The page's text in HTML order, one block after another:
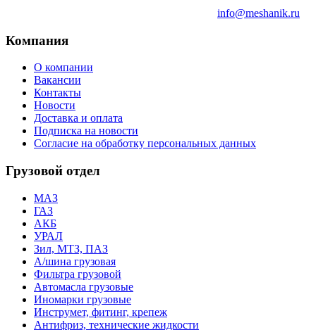
info@meshanik.ru
Компания
О компании
Вакансии
Контакты
Новости
Доставка и оплата
Подписка на новости
Согласие на обработку персональных данных
Грузовой отдел
МАЗ
ГАЗ
АКБ
УРАЛ
Зил, МТЗ, ПАЗ
А/шина грузовая
Фильтра грузовой
Автомасла грузовые
Иномарки грузовые
Инструмет, фитинг, крепеж
Антифриз, технические жидкости